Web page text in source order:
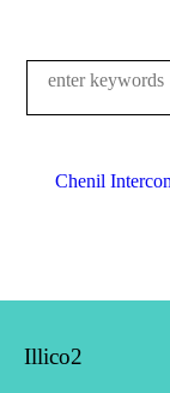
Chenil
Illico2